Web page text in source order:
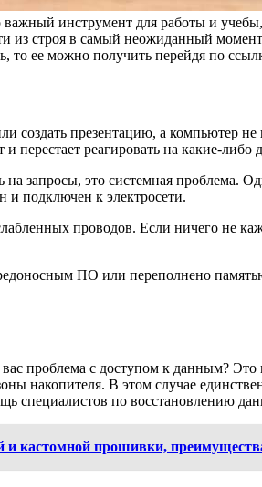
инструмент для работы и
из строя в самый неожиданный
то ее можно получить перейдя по
создать презентацию, а компьютер
перестает реагировать на какие-
запросы, это системная проблема.
и подключен к электросети.
проводов. Если ничего не
ПО или переполнено
проблема с доступом к данным?
накопителя. В этом случае
специалистов по восстановлению
и кастомной прошивки,